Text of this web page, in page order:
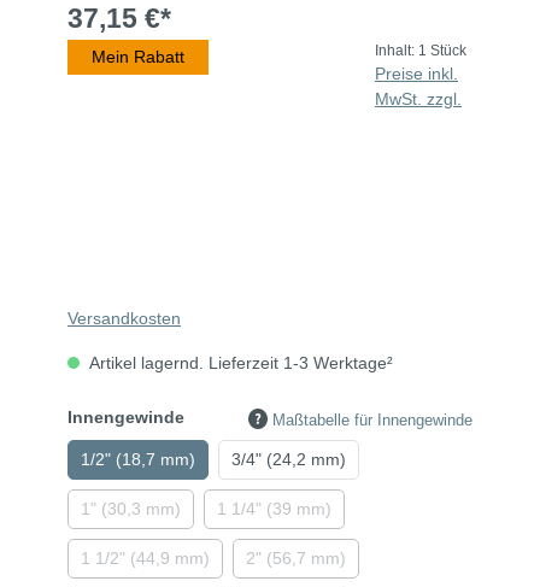
37,15 €*
Mein Rabatt Inhalt: 1 Stück
Preise inkl.
MwSt. zzgl.
Versandkosten
Artikel lagernd. Lieferzeit 1-3 Werktage²
Innengewinde Maßtabelle für Innengewinde
1/2" (18,7 mm) 3/4" (24,2 mm)
1" (30,3 mm) 1 1/4" (39 mm)
1 1/2" (44,9 mm) 2" (56,7 mm)